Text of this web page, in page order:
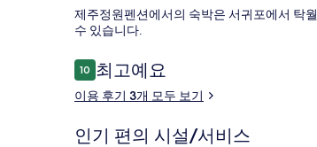
제주정원펜션에서의 숙박은 서귀포에서 탁
수 있습니다.
이
용
후
1010점 만점 중 10점.
최고예요
이용 후기 3개 모두 보기
인기 편의 시설/서비스